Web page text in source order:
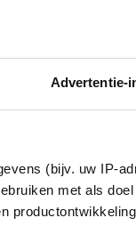
Advertentie-
(bijv. uw IP-
met als